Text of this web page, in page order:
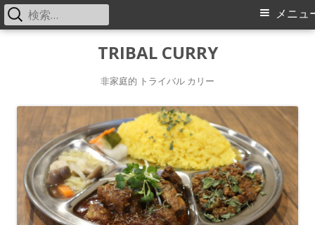
TRIBAL CURRY
非家庭的 トライバル カリー
メ
メ
ニ
メニュ
検
索: